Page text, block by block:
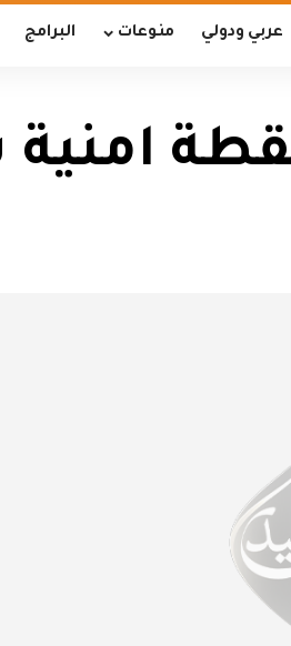
عربي ودولي منوعات البرامج